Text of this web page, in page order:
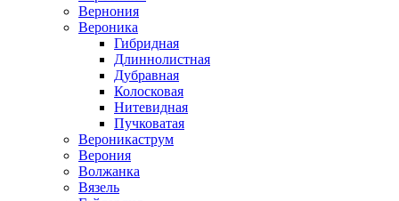
Вернония
Вероника
Гибридная
Длиннолистная
Дубравная
Колосковая
Нитевидная
Пучковатая
Вероникаструм
Верония
Волжанка
Вязель